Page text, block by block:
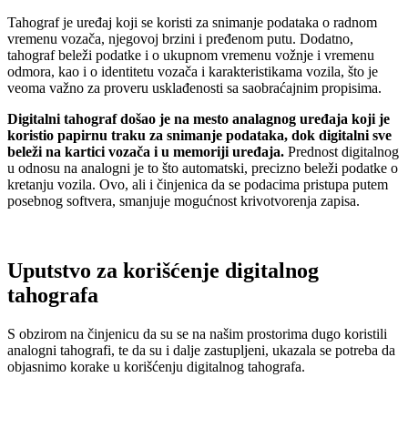
Tahograf je uređaj koji se koristi za snimanje podataka o radnom
vremenu vozača, njegovoj brzini i pređenom putu. Dodatno,
tahograf beleži podatke i o ukupnom vremenu vožnje i vremenu
odmora, kao i o identitetu vozača i karakteristikama vozila, što je
veoma važno za proveru usklađenosti sa saobraćajnim propisima.
Digitalni tahograf došao je na mesto analagnog uređaja koji je
koristio papirnu traku za snimanje podataka, dok digitalni sve
beleži na kartici vozača i u memoriji uređaja. Prednost digitalnog
u odnosu na analogni je to što automatski, precizno beleži podatke o
kretanju vozila. Ovo, ali i činjenica da se podacima pristupa putem
posebnog softvera, smanjuje mogućnost krivotvorenja zapisa.
Uputstvo za korišćenje digitalnog
tahografa
S obzirom na činjenicu da su se na našim prostorima dugo koristili
analogni tahografi, te da su i dalje zastupljeni, ukazala se potreba da
objasnimo korake u korišćenju digitalnog tahografa.